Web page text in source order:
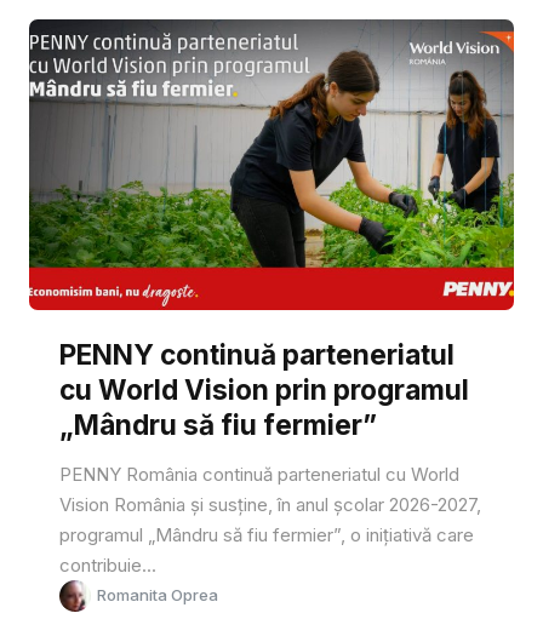
PENNY continuă parteneriatul
cu World Vision prin programul
„Mândru să fiu fermier”
PENNY România continuă parteneriatul cu World
Vision România și susține, în anul școlar 2026-2027,
programul „Mândru să fiu fermier”, o inițiativă care
contribuie...
Romanita Oprea